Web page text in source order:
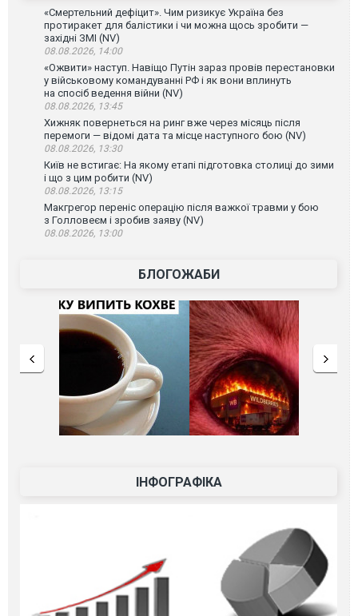
«Смертельний дефіцит». Чим ризикує Україна без
протиракет для балістики і чи можна щось зробити —
західні ЗМІ (NV)
08.08.2026, 14:00
«Ожвити» наступ. Навіщо Путін зараз провів перестановки
у військовому командуванні РФ і як вони вплинуть
на спосіб ведення війни (NV)
08.08.2026, 13:45
Хижняк повернеться на ринг вже через місяць після
перемоги — відомі дата та місце наступного бою (NV)
08.08.2026, 13:30
Київ не встигає: На якому етапі підготовка столиці до зими
і що з цим робити (NV)
08.08.2026, 13:15
Макгрегор переніс операцію після важкої травми у бою
з Голловеєм і зробив заяву (NV)
08.08.2026, 13:00
БЛОГОЖАБИ
ІНФОГРАФІКА